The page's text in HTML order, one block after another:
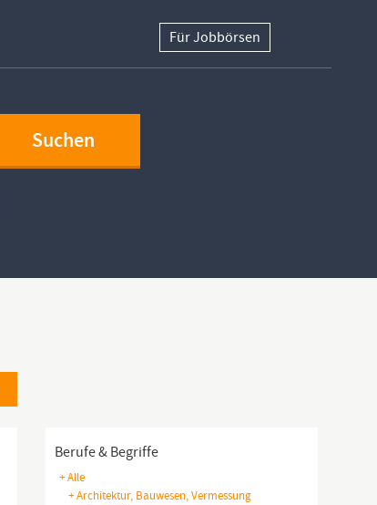
Für Jobbörsen
Berufe & Begriffe
+ Alle
+ Architektur, Bauwesen, Vermessung